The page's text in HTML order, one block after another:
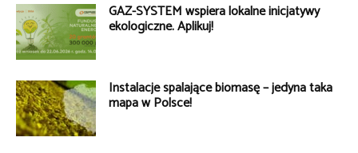
GAZ-SYSTEM wspiera lokalne inicjatywy
ekologiczne. Aplikuj!
Instalacje spalające biomasę – jedyna taka
mapa w Polsce!